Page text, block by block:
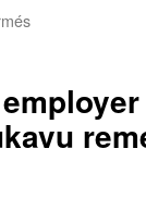
sur
–
un
Arbre